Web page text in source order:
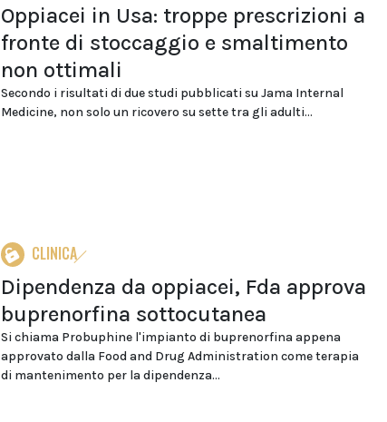
Oppiacei in Usa: troppe prescrizioni a
fronte di stoccaggio e smaltimento
non ottimali
Secondo i risultati di due studi pubblicati su Jama Internal
Medicine, non solo un ricovero su sette tra gli adulti...
CLINICA
Dipendenza da oppiacei, Fda approva
buprenorfina sottocutanea
Si chiama Probuphine l'impianto di buprenorfina appena
approvato dalla Food and Drug Administration come terapia
di mantenimento per la dipendenza...